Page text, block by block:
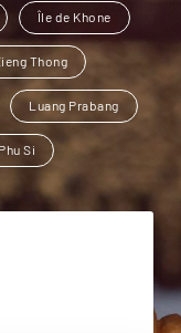
Île de Khone
Thong
Luang Prabang
Si